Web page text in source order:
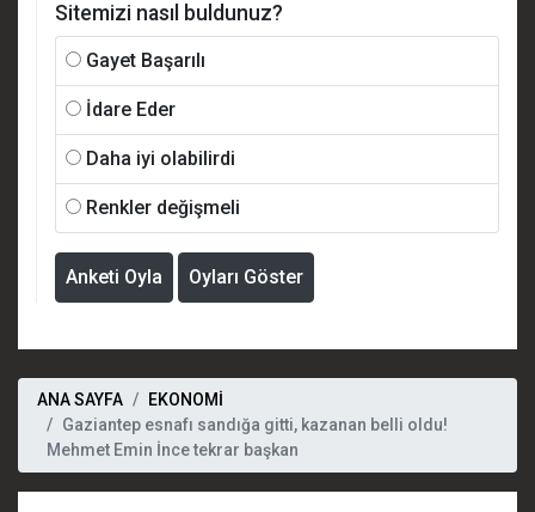
Sitemizi nasıl buldunuz?
Gayet Başarılı
İdare Eder
Daha iyi olabilirdi
Renkler değişmeli
Anketi Oyla Oyları Göster
ANA SAYFA
EKONOMİ
Gaziantep esnafı sandığa gitti, kazanan belli oldu!
Mehmet Emin İnce tekrar başkan